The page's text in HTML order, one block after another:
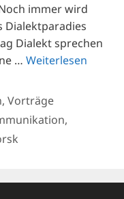
immer wird
Dialektparadies
Dialekt sprechen
… Weiterlesen
, Vorträge
,